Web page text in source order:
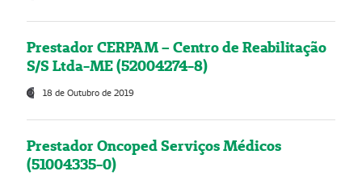
Prestador CERPAM – Centro de Reabilitação
S/S Ltda-ME (52004274-8)
18 de Outubro de 2019
Prestador Oncoped Serviços Médicos
(51004335-0)